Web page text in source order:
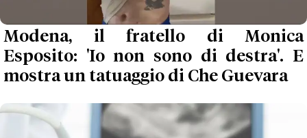
Modena, il fratello di Monica
Esposito: 'Io non sono di destra'. E
mostra un tatuaggio di Che Guevara